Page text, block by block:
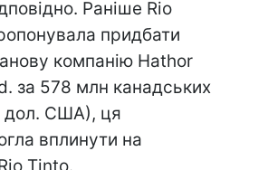
Раніше Rio
придбати
компанію Hathor
за 578 млн канадських
​​дол. США), ця
вплинути на